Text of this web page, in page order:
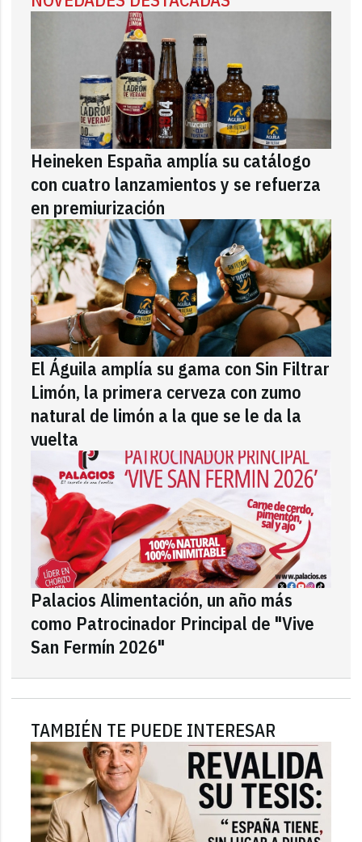
Heineken España amplía su catálogo
con cuatro lanzamientos y se refuerza
en premiurización
El Águila amplía su gama con Sin Filtrar
Limón, la primera cerveza con zumo
natural de limón a la que se le da la
vuelta
Palacios Alimentación, un año más
como Patrocinador Principal de "Vive
San Fermín 2026"
TAMBIÉN TE PUEDE INTERESAR